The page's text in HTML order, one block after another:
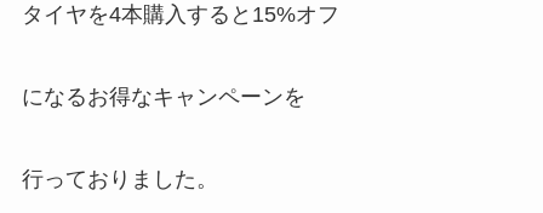
タイヤを4本購入すると15%オフ
になるお得なキャンペーンを
行っておりました。